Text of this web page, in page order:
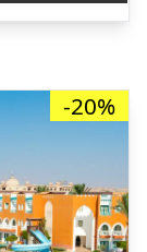
kr. 3.649,47.
-20%